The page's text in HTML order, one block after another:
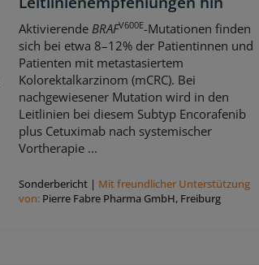
Aktivierende BRAFV600E-Mutationen finden
sich bei etwa 8–12% der Patientinnen und
Patienten mit metastasiertem
Kolorektalkarzinom (mCRC). Bei
nachgewiesener Mutation wird in den
Leitlinien bei diesem Subtyp Encorafenib
plus Cetuximab nach systemischer
Vortherapie ...
Sonderbericht| Mit freundlicher Unterstützung
von: Pierre Fabre Pharma GmbH, Freiburg